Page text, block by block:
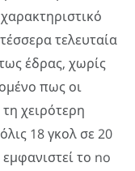
χαρακτηριστικό
τελευταία
έδρας, χωρίς
πως οι
χειρότερη
18 γκολ σε 20
το no